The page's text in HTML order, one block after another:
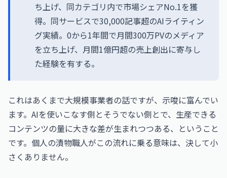
ち上げ、同カテゴリ内で市場シェアNo.1を獲
得。同サービスで30,000記事超のAIライティン
グ実績。0から1年間で月間300万PVのメディア
を立ち上げ、月間1億円超の売上創出に寄与し
た経験を有する。
これはあくまで大規模事業者の話ですが、示唆に富んでい
ます。AIを使いこなす側とそうでない側とで、生産できる
コンテンツの量に大きな差が生まれつつある、ということ
です。個人の漬物職人がこの流れに乗る意味は、決して小
さくありません。